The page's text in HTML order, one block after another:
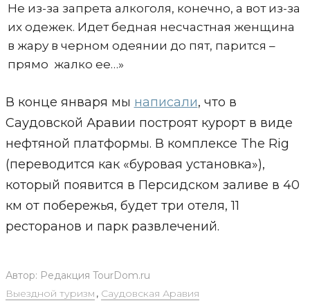
Не из-за запрета алкоголя, конечно, а вот из-за
их одежек. Идет бедная несчастная женщина
в жару в черном одеянии до пят, парится –
прямо жалко ее…»
В конце января мы написали, что в
Саудовской Аравии построят курорт в виде
нефтяной платформы. В комплексе The Rig
(переводится как «буровая установка»),
который появится в Персидском заливе в 40
км от побережья, будет три отеля, 11
ресторанов и парк развлечений.
Автор: Редакция TourDom.ru
Выездной туризм , Саудовская Аравия